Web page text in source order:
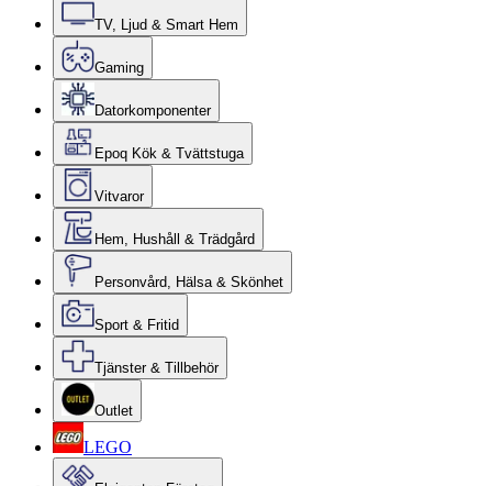
TV, Ljud & Smart Hem
Gaming
Datorkomponenter
Epoq Kök & Tvättstuga
Vitvaror
Hem, Hushåll & Trädgård
Personvård, Hälsa & Skönhet
Sport & Fritid
Tjänster & Tillbehör
Outlet
LEGO